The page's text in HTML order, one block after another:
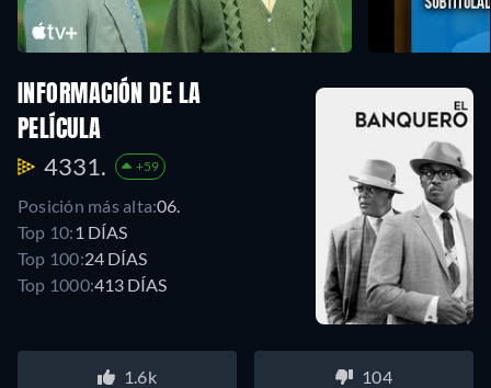
INFORMACIÓN DE LA
PELÍCULA
4331. +59
Posición más alta:06.
Top 10: 1 DÍAS
Top 100:24 DÍAS
Top 1000:413 DÍAS
1.6k 104